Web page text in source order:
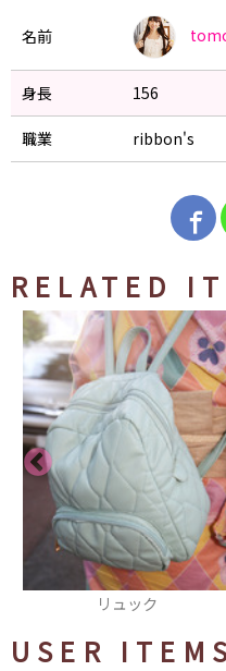
名前
身長 156
職業 ribbon's
RELATED
リボン
USER